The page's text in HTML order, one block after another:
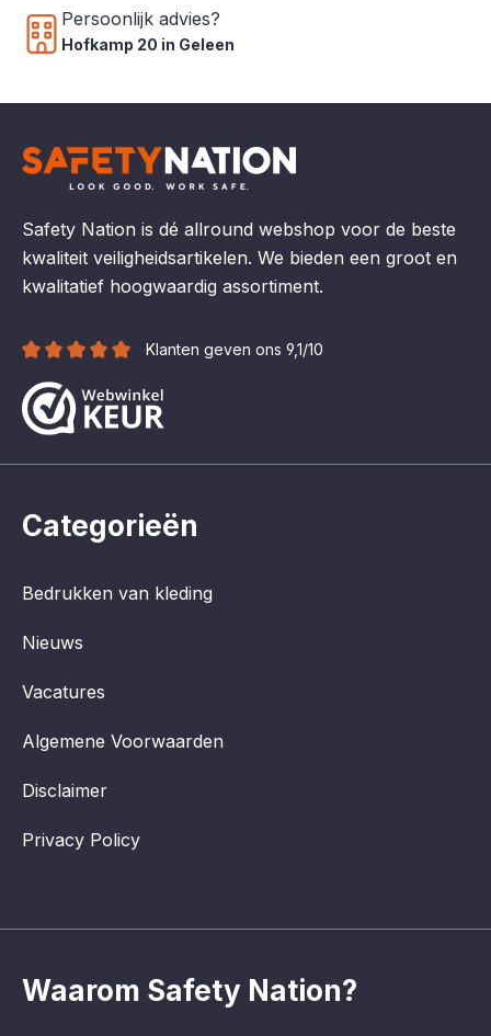
Persoonlijk advies?
Hofkamp 20 in Geleen
Safety Nation is dé allround webshop voor de beste
kwaliteit veiligheidsartikelen. We bieden een groot en
kwalitatief hoogwaardig assortiment.
Klanten geven ons 9,1/10
Waarom Safety Nation?
Categorieën
Bedrukken van kleding
Nieuws
Vacatures
Algemene Voorwaarden
Disclaimer
Privacy Policy